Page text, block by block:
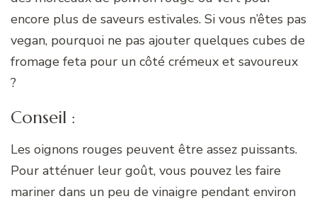
encore plus de saveurs estivales. Si vous n’êtes pas
vegan, pourquoi ne pas ajouter quelques cubes de
fromage feta pour un côté crémeux et savoureux
?
Conseil :
Les oignons rouges peuvent être assez puissants.
Pour atténuer leur goût, vous pouvez les faire
mariner dans un peu de vinaigre pendant environ